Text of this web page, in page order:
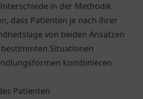
in der Methodik
dass Patienten je nach ihrer
von beiden Ansätzen
Situationen
kombinieren
Patienten